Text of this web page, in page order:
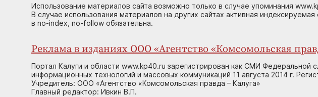
Использование материалов сайта возможно только в случае упоминания
В случае использования материалов на других сайтах активная
в no-index, no-follow обязательна.
Реклама в изданиях ООО «Агентство «Комсомольская
Портал Калуги и области www.kp40.ru зарегистрирован как СМИ Федеральной
информационных технологий и массовых коммуникаций 11 августа 2014 г.
Учредитель: ООО «Агентство «Комсомольская правда – Калуга»
Главный редактор: Ивкин В.П.